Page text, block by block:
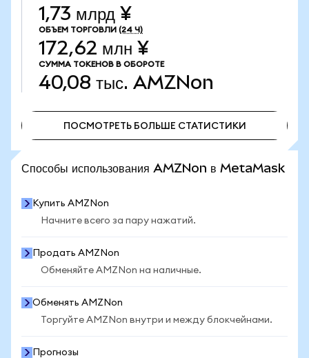
1,73 млрд ¥
ОБЪЕМ ТОРГОВЛИ (24 Ч)
172,62 млн ¥
СУММА ТОКЕНОВ В ОБОРОТЕ
40,08 тыс. AMZNon
ПОСМОТРЕТЬ БОЛЬШЕ СТАТИСТИКИ
Способы использования AMZNon в MetaMask
Купить AMZNon
Начните всего за пару нажатий.
Продать AMZNon
Обменяйте AMZNon на наличные.
Обменять AMZNon
Торгуйте AMZNon внутри и между блокчейнами.
Прогнозы